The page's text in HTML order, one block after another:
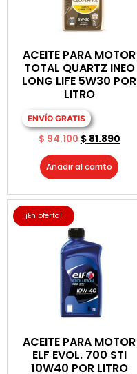
ACEITE PARA MOTOR
TOTAL QUARTZ INEO
LONG LIFE 5W30 POR
LITRO
ENVÍO GRATIS
$94.100 $81.890
Añadir al carrito
¡En oferta!
ACEITE PARA MOTOR
ELF EVOL. 700 STI
10W40 POR LITRO